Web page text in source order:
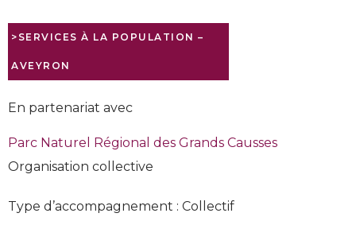
>SERVICES À LA POPULATION –
AVEYRON
En partenariat avec
Parc Naturel Régional des Grands Causses
Organisation collective
Type d’accompagnement : Collectif